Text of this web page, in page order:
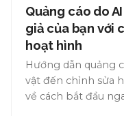
Quảng cáo do
giả của bạn với
hoạt hình
Hướng dẫn quảng
vật đến chỉnh sửa
về cách bắt đầu